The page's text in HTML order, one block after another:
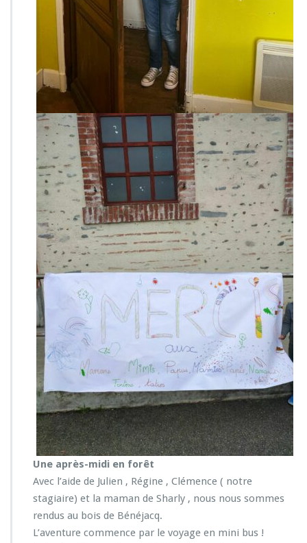
Une après-midi en forêt
Avec l’aide de Julien , Régine , Clémence ( notre
stagiaire) et la maman de Sharly , nous nous sommes
rendus au bois de Bénéjacq.
L’aventure commence par le voyage en mini bus !